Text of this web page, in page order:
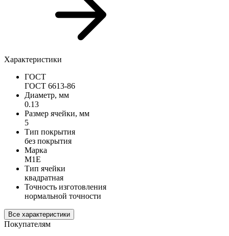
Характеристики
ГОСТ
ГОСТ 6613-86
Диаметр, мм
0.13
Размер ячейки, мм
5
Тип покрытия
без покрытия
Марка
М1Е
Тип ячейки
квадратная
Точность изготовления
нормальной точности
Все характеристики
Покупателям